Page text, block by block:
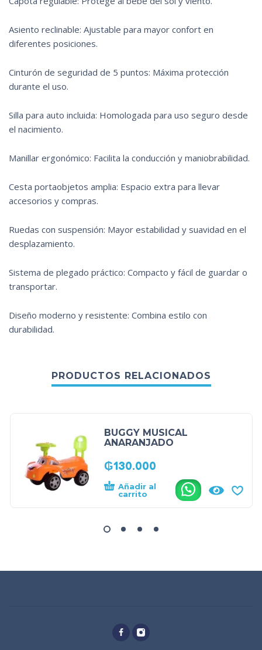
Asiento reclinable: Ajustable para mayor confort en
diferentes posiciones.
Cinturón de seguridad de 5 puntos: Máxima protección
durante el uso.
Silla para auto incluida: Homologada para uso seguro desde
el nacimiento.
Manillar ergonómico: Facilita la conducción y maniobrabilidad.
Cesta portaobjetos amplia: Espacio extra para llevar
accesorios y compras.
Ruedas con suspensión: Mayor estabilidad y suavidad en el
desplazamiento.
Sistema de plegado práctico: Compacto y fácil de guardar o
transportar.
Diseño moderno y resistente: Combina estilo con
durabilidad.
PRODUCTOS RELACIONADOS
BUGGY MUSICAL
ANARANJADO
₲130.000
Añadir al
carrito
.